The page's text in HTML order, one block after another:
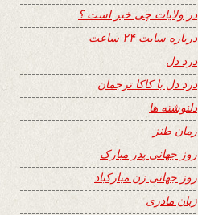
در ولایات چی خبر است ؟
درباره سایت ۲۴ ساعت
درد دل
درد دل با کاکا ترجمان
دلنوشته ها
رمان طنز
روز جهانی پدر مبارک
روز جهانی زن مبارکباد
زبان مادری